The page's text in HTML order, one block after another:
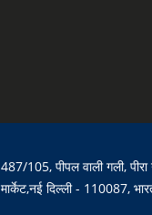
487/105, पीपल वाली गली, पीरा
मार्केट,नई दिल्ली - 110087,